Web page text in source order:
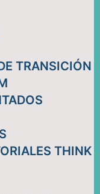
TRANSICIÓN
THINK